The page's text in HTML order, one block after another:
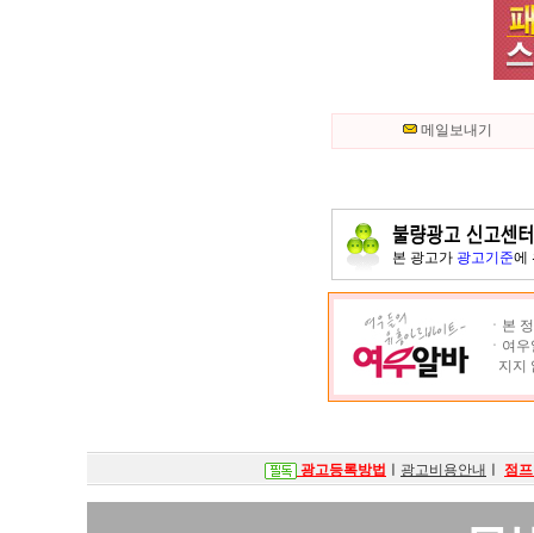
메일보내기
본 광고가 광고기준에
ㆍ본
ㆍ여
지지
광고등록방법 광고비용안내 점